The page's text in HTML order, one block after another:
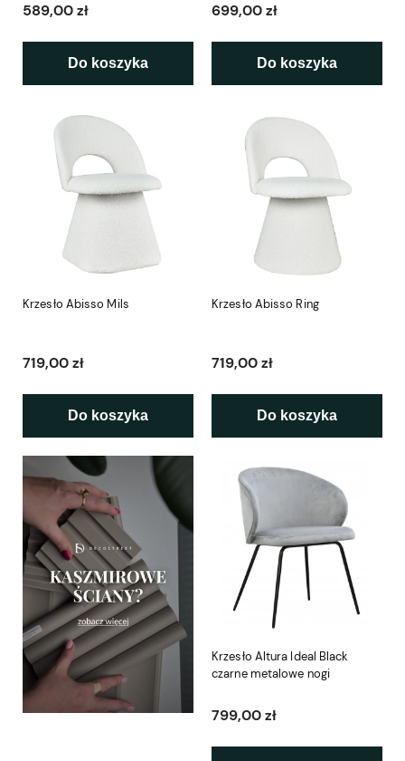
589,00 zł
Do koszyka
699,00 zł
Do koszyka
Krzesło Abisso Mils
719,00 zł
Do koszyka
Krzesło Abisso Ring
719,00 zł
Do koszyka
Krzesło Altura Ideal Black
czarne metalowe nogi
799,00 zł